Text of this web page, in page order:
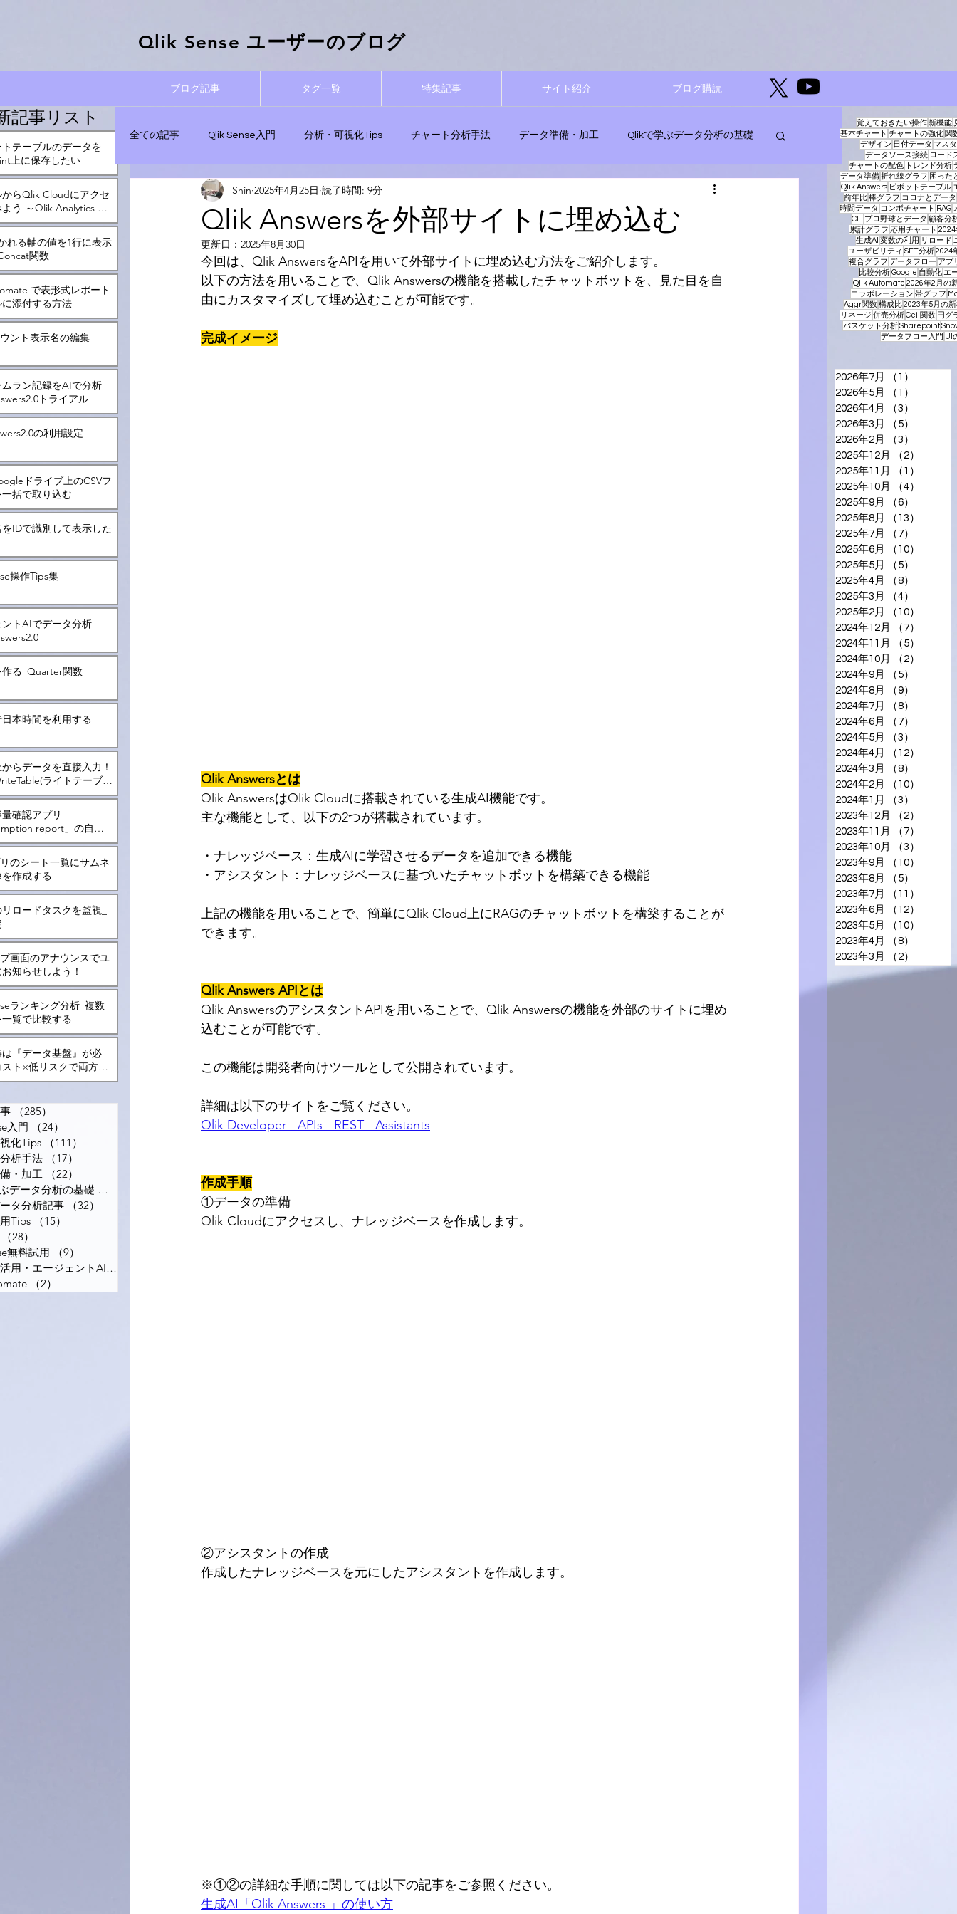
Qlik Sense ​ユーザーのブログ
ブログ記事 タグ一覧 特集記事 サイト紹介 ブログ購読
記事リスト
テーブルのデータを
上に保存したい
らQlik Cloudにアクセ
う ～Qlik Analytics ア
れる軸の値を1行に表示
関数
で表形式レポート
添付する方法
ント表示名の編集
ラン記録をAIで分析
トライアル
の利用設定
ドライブ上のCSVフ
括で取り込む
IDで識別して表示した
操作Tips集
トAIでデータ分析
る_Quarter関数
本時間を利用する
らデータを直接入力！
ライトテーブ
て
確認アプリ
report」の自動
のシート一覧にサムネ
作成する
ロードタスクを監視_
画面のアナウンスでユ
知らせしよう！
ランキング分析_複数
覧で比較する
『データ基盤』が必
ト×低リスクで両方を
法とは？
（285）
入門
（24）
化Tips
（111）
析手法
（17）
・加工
（22）
データ分析の基礎 （12）
タ分析記事
（32）
Tips
（15）
（28）
無料試用
（9）
ナレッジ活用・エージェントAI（6）
（2）
全ての記事 Qlik Sense入門 分析・可視化Tips チャート分析手法 データ準備・加工 Qlikで学ぶデータ分析の基礎
実践！データ分析記事 管理と運用Tips
Qlik Automate
Qlik Answersを外部サイトに埋め込む
Shin 2025年4月25日 読了時間: 9分
更新日： 2025年8月30日
今回は、Qlik AnswersをAPIを用いて外部サイトに埋め込む方法をご紹介します。
以下の方法を用いることで、Qlik Answersの機能を搭載したチャットボットを、見た目を自
由にカスタマイズして埋め込むことが可能です。
完成イメージ
Qlik Answersとは
Qlik AnswersはQlik Cloudに搭載されている生成AI機能です。
主な機能として、以下の2つが搭載されています。
・ナレッジベース： 生成AIに学習させるデータを追加できる機能
・アシスタント：ナレッジベースに基づいたチャットボットを構築できる機能
上記の機能を用いることで、簡単にQlik Cloud上にRAGのチャットボットを構築することが
できます。
Qlik Answers APIとは
Qlik AnswersのアシスタントAPIを用いることで、Qlik Answersの機能を外部のサイトに埋め
込むことが可能です。
この機能は開発者向けツールとして公開されています。
詳細は以下のサイトをご覧ください。
Qlik Developer - APIs - REST - Assistants
作成手順
①データの準備
Qlik Cloudにアクセスし、ナレッジベースを作成します。
②アシスタントの作成
作成したナレッジベースを元にしたアシスタントを作成します。
※①②の詳細な手順に関しては以下の記事をご参照ください。
生成AI「Qlik Answers 」の使い方
覚えておきたい操作 新機能
基本チャート チャートの強化 関
デザイン 日付データ マス
データソース接続 ロード
チャートの配色 トレンド分析
データ準備 折れ線グラフ 困った
Qlik Answers ピボットテーブル
前年比棒グラフ コロナとデータ
時間データ コンボチャート RAG
CLI
プロ野球とデータ 顧客分
累計グラフ 応用チャート
生成AI 変数の利用 リロード
ユーザビリティ SET分析2024
複合グラフ データフロー アプ
比較分析Google 自動化 エ
Qlik Automate 2026年2月の
コラボレーション 帯グラフ
Aggr関数 構成比 2023年5月の
リネージ 併売分析 Ceil関数 円グ
バスケット分析 Sharepoint
データフロー入門 UI
2026年7月 （1）
2026年5月
（1）
2026年4月
（3）
2026年3月
（5）
2026年2月
（3）
2025年12月
（2）
2025年11月
（1）
2025年10月
（4）
2025年9月
（6）
2025年8月
（13）
2025年7月
（7）
2025年6月
（10）
2025年5月
（5）
2025年4月
（8）
2025年3月
（4）
2025年2月
（10）
2024年12月
（7）
2024年11月
（5）
2024年10月
（2）
2024年9月
（5）
2024年8月
（9）
2024年7月
（8）
2024年6月
（7）
2024年5月
（3）
2024年4月
（12）
2024年3月
（8）
2024年2月
（10）
2024年1月
（3）
2023年12月
（2）
2023年11月
（7）
2023年10月
（3）
2023年9月
（10）
2023年8月
（5）
2023年7月
（11）
2023年6月
（12）
2023年5月
（10）
2023年4月
（8）
2023年3月
（2）